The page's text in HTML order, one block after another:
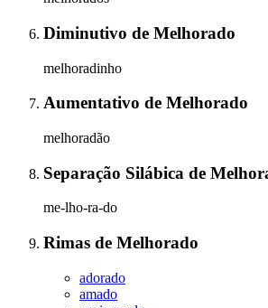
Diminutivo de Melhorado
melhoradinho
Aumentativo de Melhorado
melhoradão
Separação Silábica de
me-lho-ra-do
Rimas de Melhorado
adorado
amado